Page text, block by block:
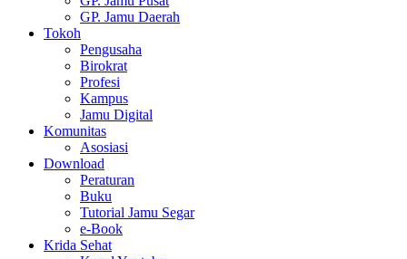
GP. Jamu Daerah
Tokoh
Pengusaha
Birokrat
Profesi
Kampus
Jamu Digital
Komunitas
Asosiasi
Download
Peraturan
Buku
Tutorial Jamu Segar
e-Book
Krida Sehat